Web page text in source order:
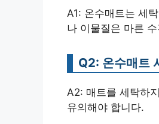
A1: 온수매트는 세
나 이물질은 마른
Q2: 온수매트
A2: 매트를 세탁하
유의해야 합니다.